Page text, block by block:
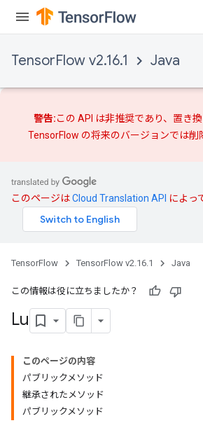
TensorFlow v2.16.1 Java
警告:この API は非推奨であり、 置き
TensorFlow の将来のバージョンでは削
このページはCloud Translation API によっ
TensorFlow TensorFlow v2.16.1 Java
この情報は役に立ちましたか？
Lu
このページの内容
パブリックメソッド
継承されたメソッド
パブリックメソッド